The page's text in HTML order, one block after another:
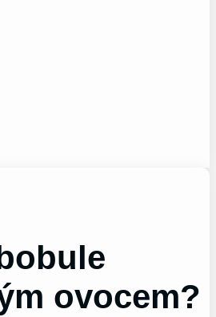
ovocem?